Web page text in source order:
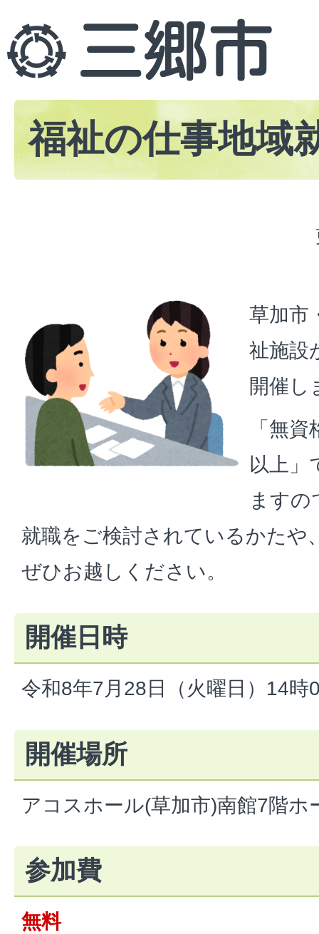
福祉の仕事地域
草加市
祉施設
開催し
「無
以上」
ますの
就職をご検討されているかたや
ぜひお越しください。
開催日時
令和8年7月28日（火曜日）14時
開催場所
アコスホール(草加市)南館7階ホ
参加費
無料